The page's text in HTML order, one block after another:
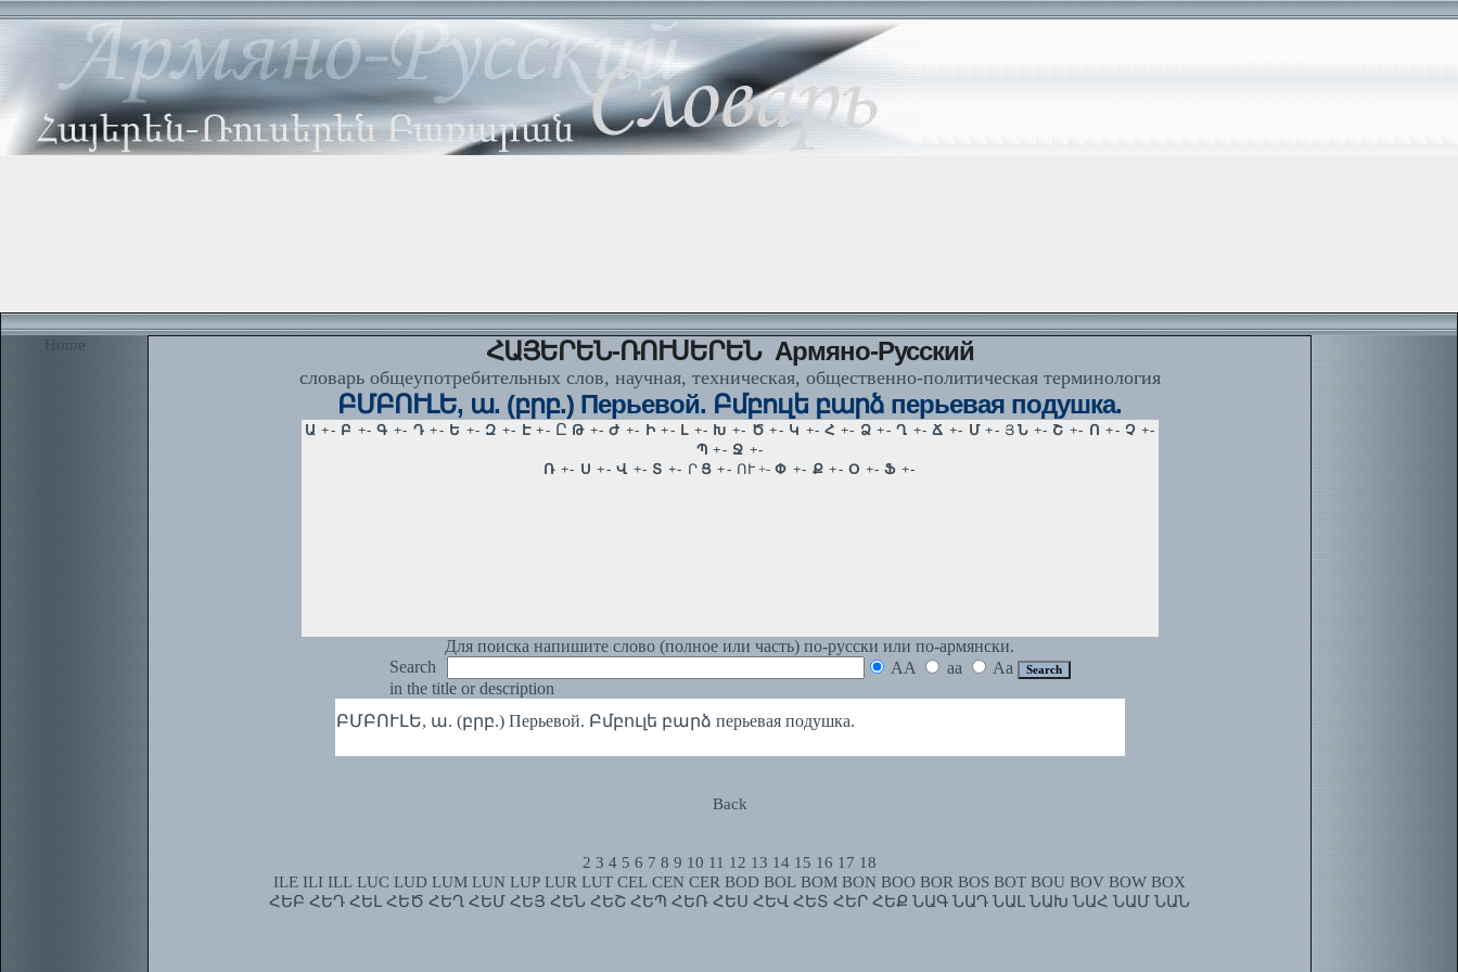
Home ՀԱՅԵՐԵՆ-ՌՈՒՍԵՐԵՆ Армяно-Русский
словарь общеупотребительных слов, научная, техническая, общественно-политическая терминология
ԲՄԲՈՒԼԵ, ա. (բրբ.) Перьевой. Բմբուլե բարձ перьевая подушка.
Для поиска напишите слово (полное или часть) по-русски или по-армянски.
Search
AA aa
Aa
in the title or description
ԲՄԲՈՒԼԵ, ա. (բրբ.) Перьевой. Բմբուլե բարձ перьевая подушка.
Back
2 3 4 5 6 7 8 9 10 11 12 13 14 15 16 17 18
ILE ILI ILL LUC LUD LUM LUN LUP LUR LUT CEL CEN CER BOD BOL BOM BON BOO BOR BOS BOT BOU BOV BOW BOX
ՀԵԲ ՀԵԴ ՀԵԼ ՀԵԾ ՀԵՂ ՀԵՄ ՀԵՅ ՀԵՆ ՀԵՇ ՀԵՊ ՀԵՌ ՀԵՍ ՀԵՎ ՀԵՏ ՀԵՐ ՀԵՔ ՆԱԳ ՆԱԴ ՆԱԼ ՆԱԽ ՆԱՀ ՆԱՄ ՆԱՆ